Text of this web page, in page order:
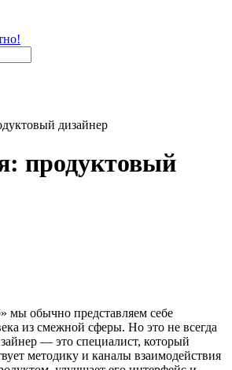
дизайнер
продуктовый
мы обычно представляем себе
из смежной сферы. Но это не всегда
— это специалист, который
методику и каналы взаимодействия